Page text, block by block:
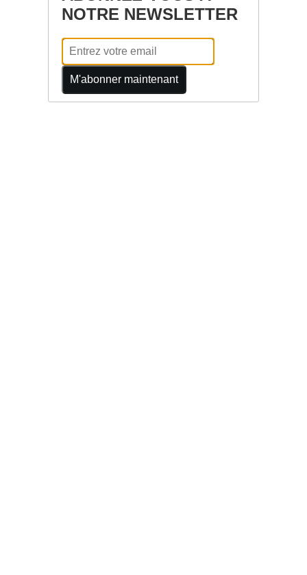
NOTRE NEWSLETTER
M'abonner maintenant